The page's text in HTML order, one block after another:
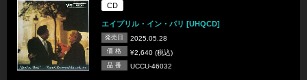
CD
エイプリル・イン・パリ [UHQCD]
発売日 2025.05.28
価 格 ¥2,640 (税込)
品 番 UCCU-46032